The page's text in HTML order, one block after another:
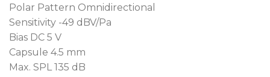
Adjustable frame design provides stable and
comfortable wearing, ideal for podiums, stages, or
active use.
膚色全指向頭戴式麥克風，具 IP57 防塵防水設計與小型音
Polar Pattern Omnidirectional
Sensitivity -49 dBV/Pa
Bias DC 5 V
Capsule 4.5 mm
Max. SPL 135 dB